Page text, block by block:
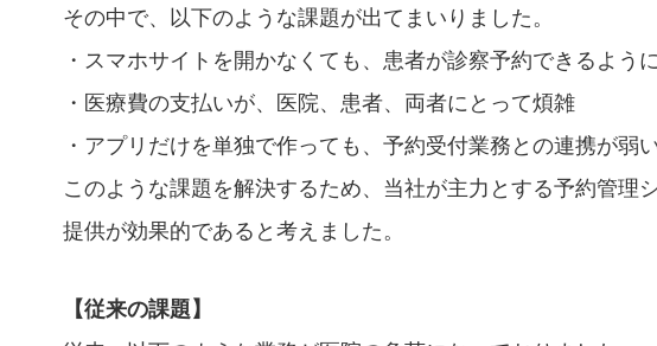
その中で、以下のような課題が出てまいりました。
・スマホサイトを開かなくても、患者が診察予約できるよう
・医療費の支払いが、医院、患者、両者にとって煩雑
・アプリだけを単独で作っても、予約受付業務との連携が弱
このような課題を解決するため、当社が主力とする予約管理
提供が効果的であると考えました。
【従来の課題】